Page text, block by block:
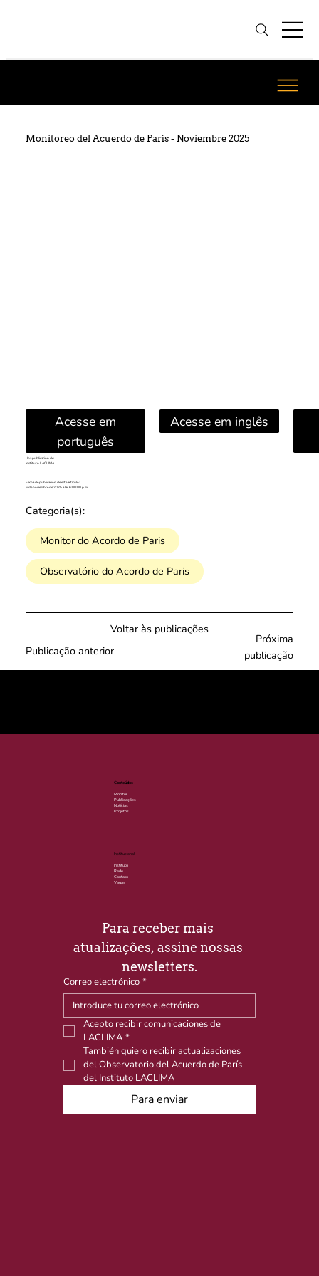
Monitoreo del Acuerdo de París - Noviembre 2025
Acesse em
português
Acesse em inglês
Una publicación de:
Instituto LACLIMA
Fecha de publicación de este artículo:
6 de noviembre de 2025 a las 6:00:00 p.m.
Categoria(s):
Monitor do Acordo de Paris
Observatório do Acordo de Paris
Voltar às publicações
Publicação anterior
Próxima
publicação
Conteúdos
Monitor
Publicações
Notícias
Projetos
Institucional
Instituto
Rede
Contato
Vagas
Para receber mais
atualizações, assine nossas
newsletters.
Correo electrónico *
Acepto recibir comunicaciones de
LACLIMA *
También quiero recibir actualizaciones
del Observatorio del Acuerdo de París
del Instituto LACLIMA
Para enviar